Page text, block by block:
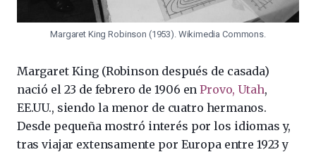
Margaret King Robinson (1953). Wikimedia Commons.
Margaret King (Robinson después de casada)
nació el 23 de febrero de 1906 enProvo, Utah,
EE.UU., siendo la menor de cuatro hermanos.
Desde pequeña mostró interés por los idiomas y,
tras viajar extensamente por Europa entre 1923 y